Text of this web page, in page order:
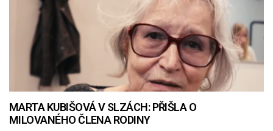
MARTA KUBIŠOVÁ V SLZÁCH: PŘIŠLA O
MILOVANÉHO ČLENA RODINY